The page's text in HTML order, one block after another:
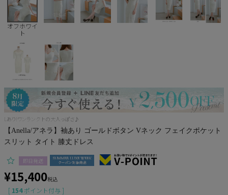
COMEX
Rechercher
Pleaser
オフホワイ
ト
Lあり!ワンランク上の大人っぽさ♪
【Anella/アネラ】袖あり ゴールドボタン Vネック フェイクポケット
スリット タイト 膝丈ドレス
即日発送
¥15,400税込
[ 154 ポイント付与 ]